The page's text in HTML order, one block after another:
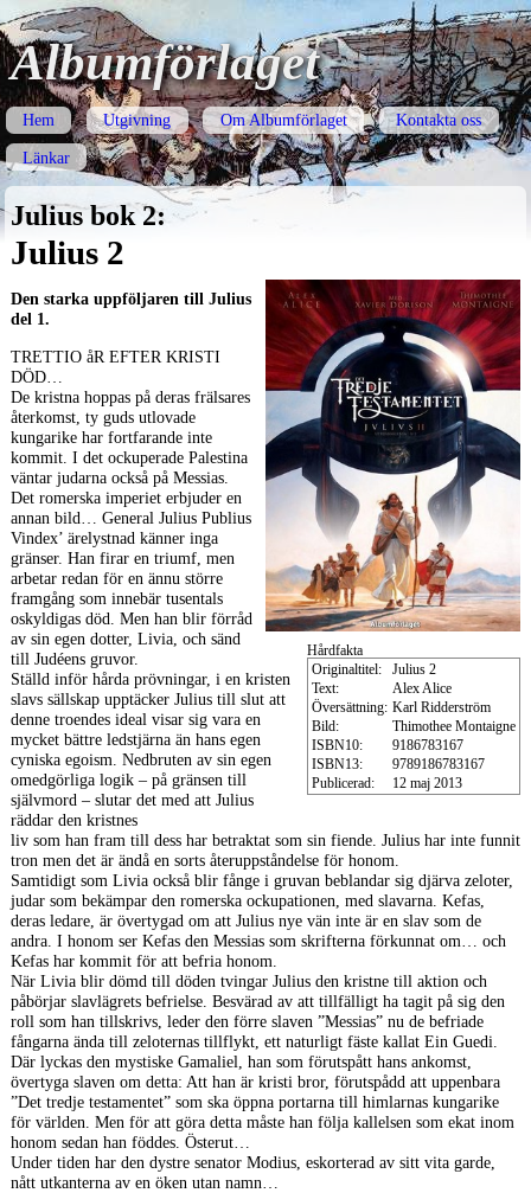
Albumförlaget
Hem Utgivning Om Albumförlaget
Kontakta oss
Länkar
Julius bok 2:
Julius 2
Hårdfakta
Originaltitel:
Julius 2
Text:
Alex Alice
Översättning: Karl Ridderström
Bild:
Thimothee Montaigne
ISBN10:
9186783167
ISBN13:
9789186783167
Publicerad:
12 maj 2013
Den starka uppföljaren till Julius
del 1.
TRETTIOåR EFTER KRISTI
DÖD…
De kristna hoppas på deras frälsares
återkomst, ty guds utlovade
kungarike har fortfarande inte
kommit. I det ockuperade Palestina
väntar judarna också på Messias.
Det romerska imperiet erbjuder en
annan bild… General Julius Publius
Vindex’ ärelystnad känner inga
gränser. Han firar en triumf, men
arbetar redan för en ännu större
framgång som innebär tusentals
oskyldigas död. Men han blir förråd
av sin egen dotter, Livia, och sänd
till Judéens gruvor.
Ställd inför hårda prövningar, i en kristen
slavs sällskap upptäcker Julius till slut att
denne troendes ideal visar sig vara en
mycket bättre ledstjärna än hans egen
cyniska egoism. Nedbruten av sin egen
omedgörliga logik – på gränsen till
självmord – slutar det med att Julius
räddar den kristnes
liv som han fram till dess har betraktat som sin fiende. Julius har inte funnit
tron men det är ändå en sorts återuppståndelse för honom.
Samtidigt som Livia också blir fånge i gruvan beblandar sig djärva zeloter,
judar som bekämpar den romerska ockupationen, med slavarna. Kefas,
deras ledare, är övertygad om att Julius nye vän inte är en slav som de
andra. I honom ser Kefas den Messias som skrifterna förkunnat om… och
Kefas har kommit för att befria honom.
När Livia blir dömd till döden tvingar Julius den kristne till aktion och
påbörjar slavlägrets befrielse. Besvärad av att tillfälligt ha tagit på sig den
roll som han tillskrivs, leder den förre slaven ”Messias” nu de befriade
fångarna ända till zeloternas tillflykt, ett naturligt fäste kallat Ein Guedi.
Där lyckas den mystiske Gamaliel, han som förutspått hans ankomst,
övertyga slaven om detta: Att han är kristi bror, förutspådd att uppenbara
”Det tredje testamentet” som ska öppna portarna till himlarnas kungarike
för världen. Men för att göra detta måste han följa kallelsen som ekat inom
honom sedan han föddes. Österut…
Under tiden har den dystre senator Modius, eskorterad av sitt vita garde,
nått utkanterna av en öken utan namn…